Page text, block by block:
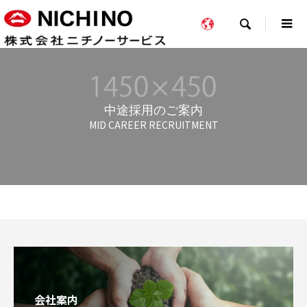

中途採用のご案内
MID CAREER RECRUITMENT
会社案内